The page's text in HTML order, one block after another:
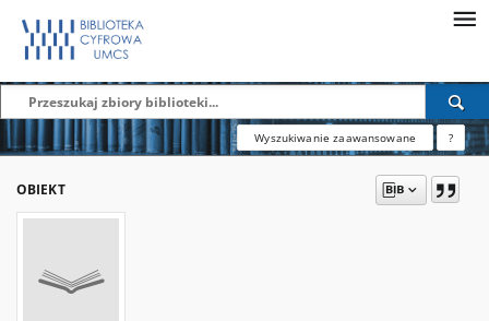
Wyszukiwanie zaawansowane ?
OBIEKT